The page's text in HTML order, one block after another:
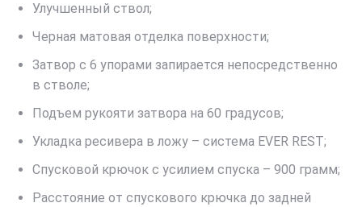
Улучшенный ствол;
Черная матовая отделка поверхности;
Затвор с 6 упорами запирается непосредственно
в стволе;
Подъем рукояти затвора на 60 градусов;
Укладка ресивера в ложу – система EVER REST;
Спусковой крючок с усилием спуска – 900 грамм;
Расстояние от спускового крючка до задней